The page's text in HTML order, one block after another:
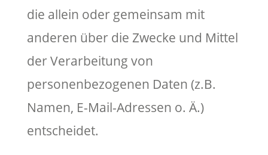
die allein oder gemeinsam mit
anderen über die Zwecke und Mittel
der Verarbeitung von
personenbezogenen Daten (z.B.
Namen, E-Mail-Adressen o. Ä.)
entscheidet.